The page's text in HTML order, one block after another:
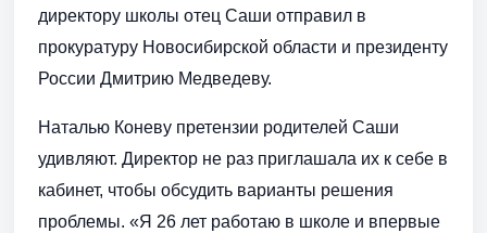
директору школы отец Саши отправил в
прокуратуру Новосибирской области и президенту
России Дмитрию Медведеву.
Наталью Коневу претензии родителей Саши
удивляют. Директор не раз приглашала их к себе в
кабинет, чтобы обсудить варианты решения
проблемы. «Я 26 лет работаю в школе и впервые